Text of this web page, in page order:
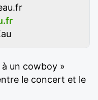
un cowboy »
le concert et le